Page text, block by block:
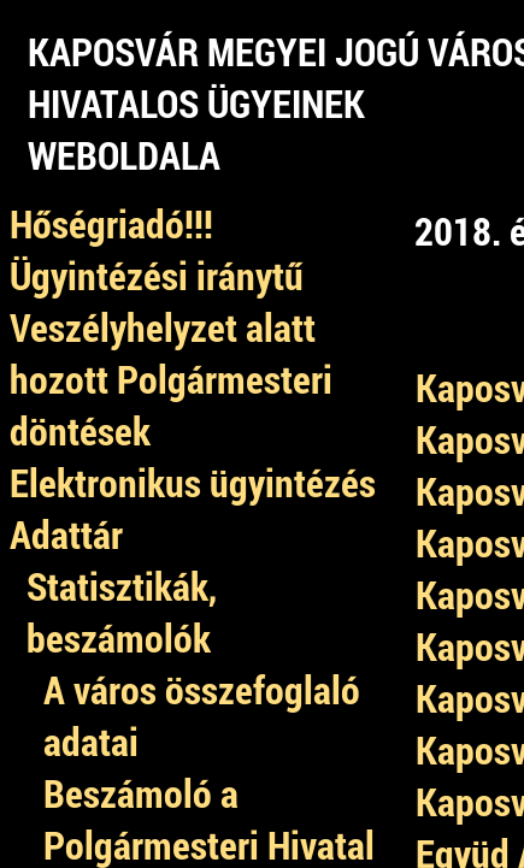
KAPOSVÁR MEGYEI JOGÚ
HIVATALOS ÜGYEINEK
WEBOLDALA
Hőségriadó!!!
Ügyintézési iránytű
Veszélyhelyzet alatt
hozott Polgármesteri
döntések
Elektronikus ügyintézés
Adattár
Statisztikák,
beszámolók
A város összefoglaló
adatai
Beszámoló a
Polgármesteri Hivatal
2018.